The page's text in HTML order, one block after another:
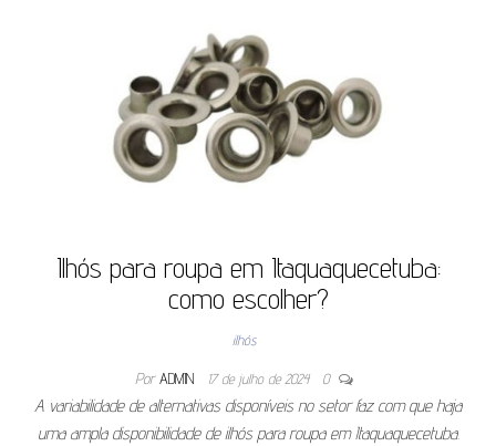
Ilhós para roupa em Itaquaquecetuba:
como escolher?
ilhós
Por ADMIN 17 de julho de 2024 0
A variabilidade de alternativas disponíveis no setor faz com que haja
uma ampla disponibilidade de ilhós para roupa em Itaquaquecetuba.